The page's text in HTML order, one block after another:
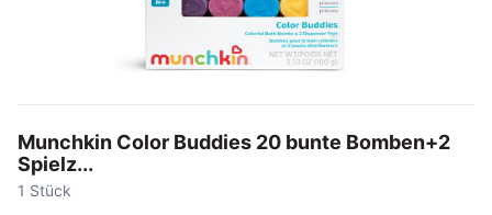
Munchkin Color Buddies 20 bunte Bomben+2
Spielz...
1 Stück